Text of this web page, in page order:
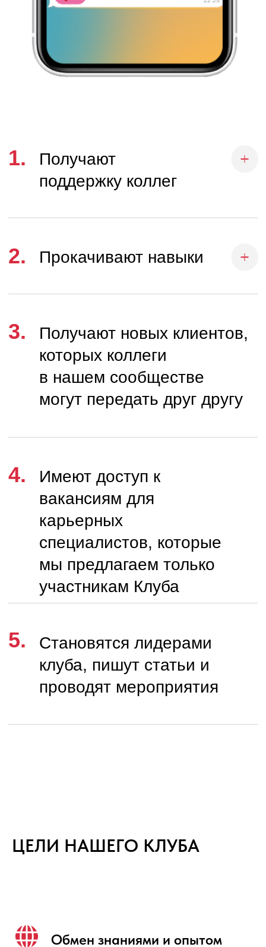
ЦЕЛИ НАШЕГО КЛУБА
Обмен знаниями и опытом
тематических чатов
ВСТУПАЙТЕ!
НА КАКОЙ
ОНЛАЙН-
ПЛАТФОРМЕ
НАХОДИТСЯ
КЛУБ?
?